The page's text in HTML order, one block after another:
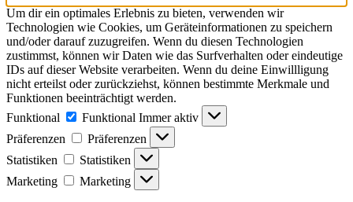
Um dir ein optimales Erlebnis zu bieten, verwenden wir
Technologien wie Cookies, um Geräteinformationen zu speichern
und/oder darauf zuzugreifen. Wenn du diesen Technologien
zustimmst, können wir Daten wie das Surfverhalten oder eindeutige
IDs auf dieser Website verarbeiten. Wenn du deine Einwillligung
nicht erteilst oder zurückziehst, können bestimmte Merkmale und
Funktionen beeinträchtigt werden.
Funktional
Funktional Immer aktiv
Präferenzen
Präferenzen
Statistiken
Statistiken
Marketing
Marketing